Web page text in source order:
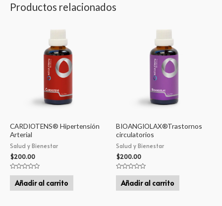
Productos relacionados
CARDIOTENS® Hipertensión
Arterial
Salud y Bienestar
$200.00
Valorado
de
Añadir al carrito
BIOANGIOLAX®Trastornos
circulatorios
Salud y Bienestar
$200.00
Valorado
de
Añadir al carrito